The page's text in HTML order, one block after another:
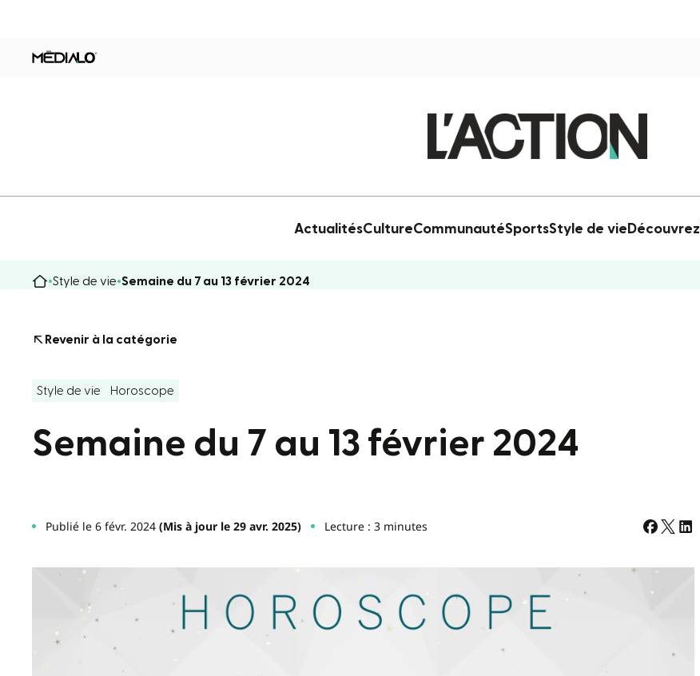
ActualitésCultureCommunautéSportsStyle de vie Découvrez
Style de vie Semaine du 7 au 13 février 2024
Revenir à la catégorie
Style de vie Horoscope
Semaine du 7 au 13 février 2024
Publié le 6 févr. 2024(Mis à jour le 29 avr. 2025) Lecture : 3 minutes